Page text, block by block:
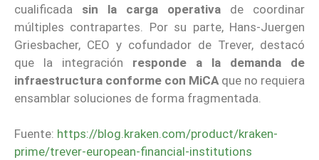
cualificada sin la carga operativa de coordinar
múltiples contrapartes. Por su parte, Hans-Juergen
Griesbacher, CEO y cofundador de Trever, destacó
que la integración responde a la demanda de
infraestructura conforme con MiCA que no requiera
ensamblar soluciones de forma fragmentada.
Fuente: https://blog.kraken.com/product/kraken-
prime/trever-european-financial-institutions